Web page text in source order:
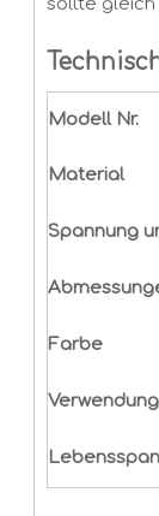
sollte gleich
Modell Nr.
Material
Spannung
Farbe
Verwendung